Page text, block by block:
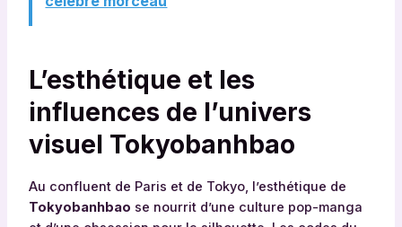
L’esthétique et les
influences de l’univers
visuel Tokyobanhbao
Au confluent de Paris et de Tokyo, l’esthétique de
Tokyobanhbao se nourrit d’une culture pop-manga